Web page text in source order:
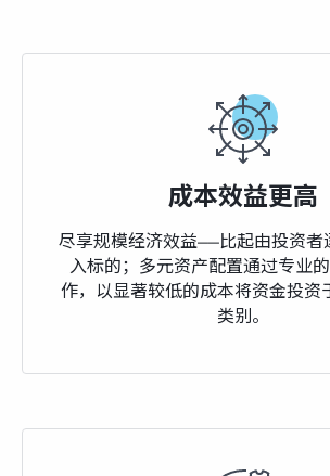
成本效益更高
尽享规模经济效益——比起由投资者
入标的；多元资产配置通过专业
作，以显著较低的成本将资金投资
类别。